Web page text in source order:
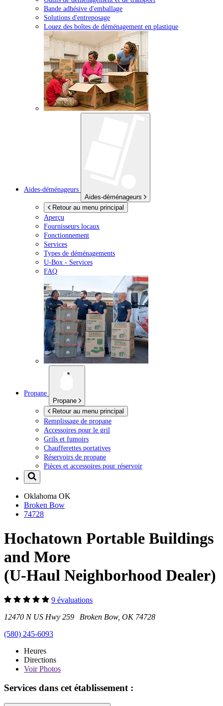
Bande adhésive d'emballage
Solutions d'entreposage
Louez des boîtes de déménagement en plastique
Aides-déménageurs
Aides-déménageurs
Retour au menu principal
Aperçu
Fournisseurs locaux
Fonctionnement
Services
Types de déménagements
U-Box - Services
FAQ
Propane
Propane
Retour au menu principal
Remplissage de propane
Accessoires pour le gril
Grils et fumoirs
Chaufferettes portatives
Réservoirs de propane
Pièces et accessoires pour réservoir
Oklahoma OK
Broken Bow
74728
Hochatown Portable Buildings
and More
(U-Haul Neighborhood Dealer)
9 évaluations
12470 N US Hwy 259 Broken Bow, OK 74728
(580) 245-6093
Heures
Directions
VoirPhotos
Services dans cet établissement :